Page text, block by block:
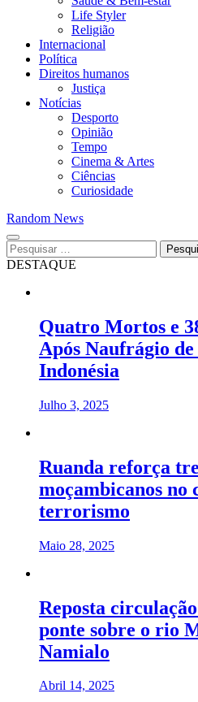
Life Styler
Religião
Internacional
Política
Direitos humanos
Justiça
Notícias
Desporto
Opinião
Tempo
Cinema & Artes
Ciências
Curiosidade
Random News
Pesquisar
por:
DESTAQUE
Quatro Mortos e
Após Naufrágio
Indonésia
Julho 3, 2025
Ruanda reforça
moçambicanos no
terrorismo
Maio 28, 2025
Reposta
ponte sobre o rio
Namialo
Abril 14, 2025